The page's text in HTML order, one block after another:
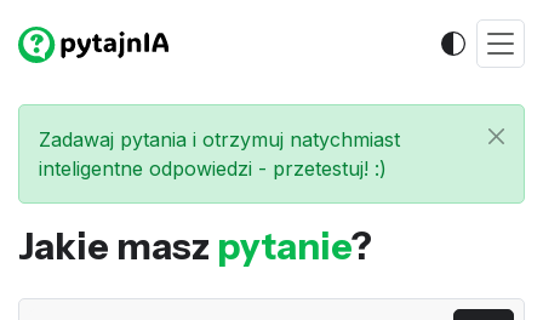
Zadawaj pytania i otrzymuj natychmiast
inteligentne odpowiedzi - przetestuj! :)
Jakie masz pytanie?